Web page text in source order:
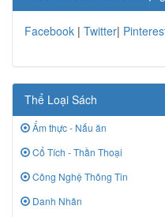
Facebook | Twitter|
Thể Loại Sách
Ẩm thực - Nấu ăn
Cổ Tích - Thần Thoại
Công Nghệ Thông Tin
Danh Nhân